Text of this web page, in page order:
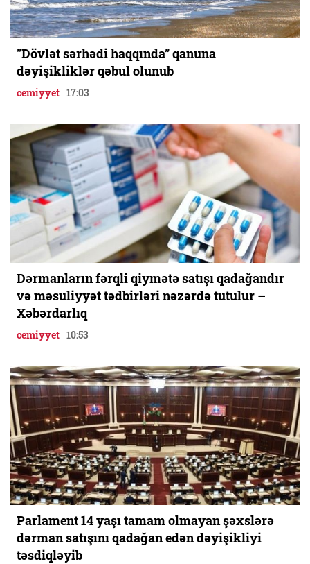
"Dövlət sərhədi haqqında” qanuna
dəyişikliklər qəbul olunub
cemiyyet 17:03
Dərmanların fərqli qiymətə satışı qadağandır
və məsuliyyət tədbirləri nəzərdə tutulur –
Xəbərdarlıq
cemiyyet 10:53
Parlament 14 yaşı tamam olmayan şəxslərə
dərman satışını qadağan edən dəyişikliyi
təsdiqləyib